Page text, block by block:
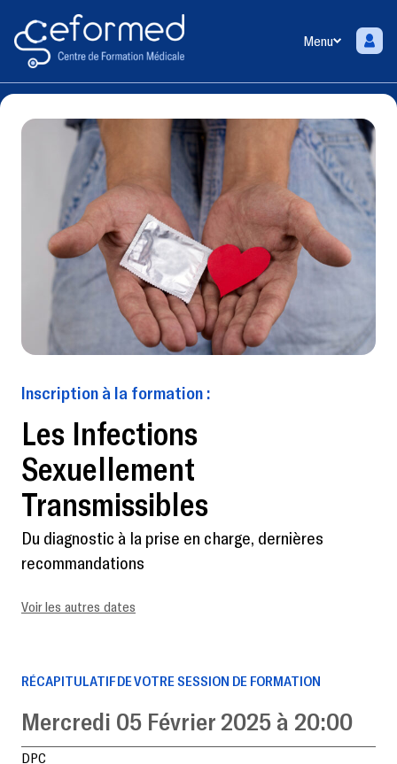
Menu
Inscription à la formation :
Les Infections
Sexuellement
Transmissibles
Du diagnostic à la prise en charge, dernières
recommandations
Voir les autres dates
RÉCAPITULATIF DE VOTRE SESSION DE FORMATION
Mercredi 05 Février 2025 à 20:00
DPC